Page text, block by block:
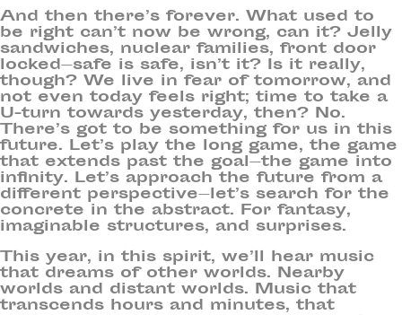
And then there’s forever. What used to
be right can’t now be wrong, can it? Jelly
sandwiches, nuclear families, front door
locked—safe is safe, isn’t it? Is it really,
though? We live in fear of tomorrow, and
not even today feels right; time to take a
U-turn towards yesterday, then? No.
There’s got to be something for us in this
future. Let’s play the long game, the game
that extends past the goal—the game into
infinity. Let’s approach the future from a
different perspective—let’s search for the
concrete in the abstract. For fantasy,
imaginable structures, and surprises.
This year, in this spirit, we’ll hear music
that dreams of other worlds. Nearby
worlds and distant worlds. Music that
transcends hours and minutes, that